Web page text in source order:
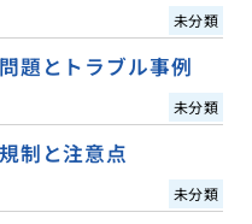
未分類
題とトラブル事例
未分類
制と注意点
未分類